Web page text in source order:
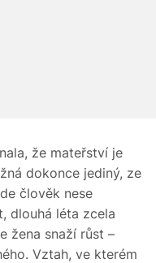
že mateřství je
dokonce jediný, ze
člověk nese
dlouhá léta zcela
žena snaží růst –
Vztah, ve kterém